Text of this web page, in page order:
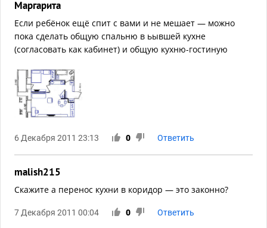
Маргарита
Если ребёнок ещё спит с вами и не мешает — можно
пока сделать общую спальню в ьывшей кухне
(согласовать как кабинет) и общую кухню-гостиную
6 Декабря 2011 23:13 0 Ответить
malish215
Скажите а перенос кухни в коридор — это законно?
7 Декабря 2011 00:04 0 Ответить